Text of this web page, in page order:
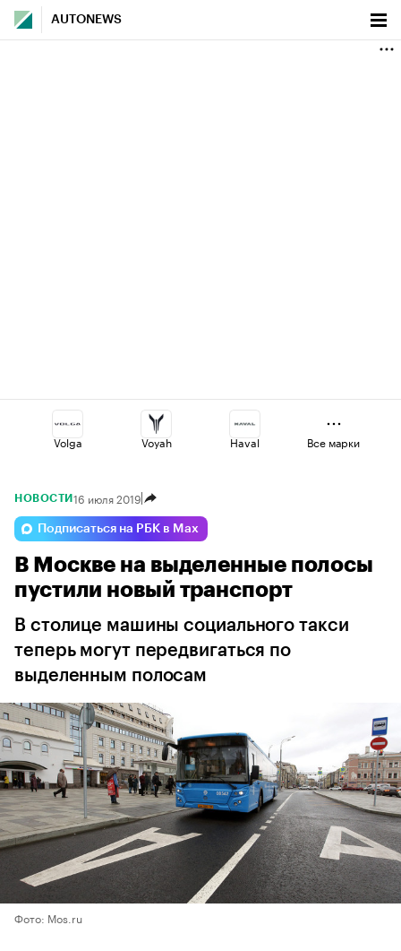
AUTONEWS
Volga Voyah Haval
Jaecoo Lada
Omoda Esteo Changan
Все марки
НОВОСТИ 16 июля 2019
Подписаться на РБК в Max
В Москве на выделенные полосы
пустили новый транспорт
В столице машины социального такси
теперь могут передвигаться по
выделенным полосам
Фото: Mos.ru